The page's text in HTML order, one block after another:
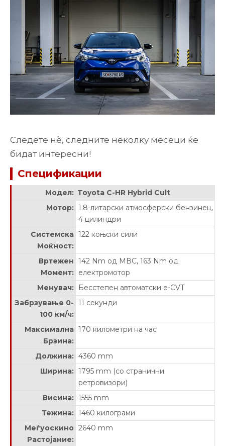
Следете нè, следните неколку месеци ќе
бидат интересни!
Спецификации
Модел: Toyota C-HR Hybrid Cult
Мотор: 1.8-литарски атмосферски бензинец,
4 цилиндри
Системска
Моќност:
122 коњски сили
Вртежен
Момент:
142 Nm од МВС, 163 Nm од
електромотор
Менувач:
Бесстепен автоматски e-CVT
Забрзување 0-
100 км/ч:
11 секунди
Максимална
Брзина:
170 километри на час
Должина: 4360 mm
Ширина: 1795 mm (со странични
ретровизори)
Висина: 1555 mm
Тежина: 1460 килограми
Меѓуоскино
Растојание:
2640 mm